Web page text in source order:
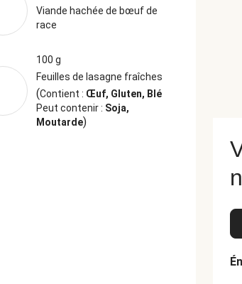
Viande hachée de bœuf de
race
100 g
Feuilles de lasagne fraîches
(Contient : Œuf, Gluten, Blé
Peut contenir : Soja,
Moutarde)